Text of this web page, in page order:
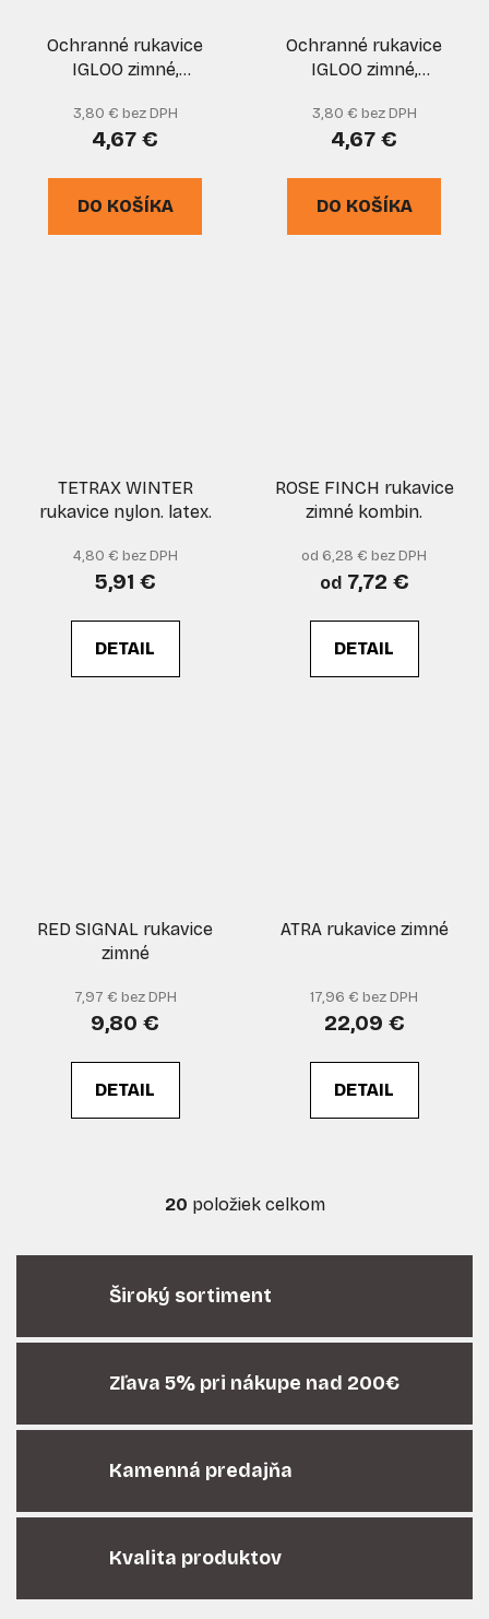
Ochranné rukavice
IGLOO zimné,
veľkosť 8, VASKO
3,80 € bez DPH
4,67 €
DO KOŠÍKA
Ochranné rukavice
IGLOO zimné,
veľkosť 9, VASKO
3,80 € bez DPH
4,67 €
DO KOŠÍKA
TETRAX WINTER
rukavice nylon. latex.
4,80 € bez DPH
5,91 €
DETAIL
ROSE FINCH rukavice
zimné kombin.
od 6,28 € bez DPH
od7,72 €
DETAIL
RED SIGNAL rukavice
zimné
7,97 € bez DPH
9,80 €
DETAIL
ATRA rukavice zimné
17,96 € bez DPH
22,09 €
DETAIL
O
l
á
d
a
i
p
v
v
p
20 položiek celkom
Široký sortiment
Zľava 5% pri nákupe nad 200€
Kamenná predajňa
Kvalita produktov